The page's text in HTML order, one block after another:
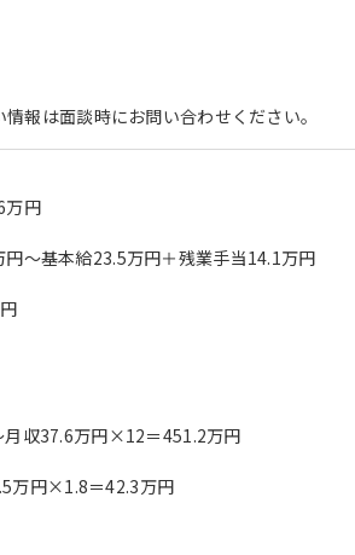
報は面談時にお問い合わせください。
万円
～基本給23.5万円＋残業手当14.1万円
収37.6万円×12＝451.2万円
万円×1.8＝42.3万円